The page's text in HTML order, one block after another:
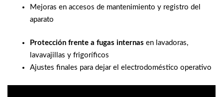
Mejoras en accesos de mantenimiento y registro del
aparato
Protección frente a fugas internas en lavadoras,
lavavajillas y frigoríficos
Ajustes finales para dejar el electrodoméstico operativo